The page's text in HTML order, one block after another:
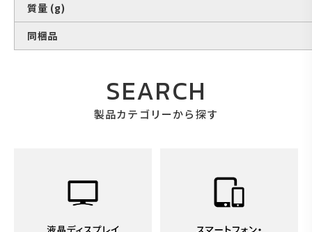
質量 (g)
同梱品
SEARCH
製品カテゴリーから探す